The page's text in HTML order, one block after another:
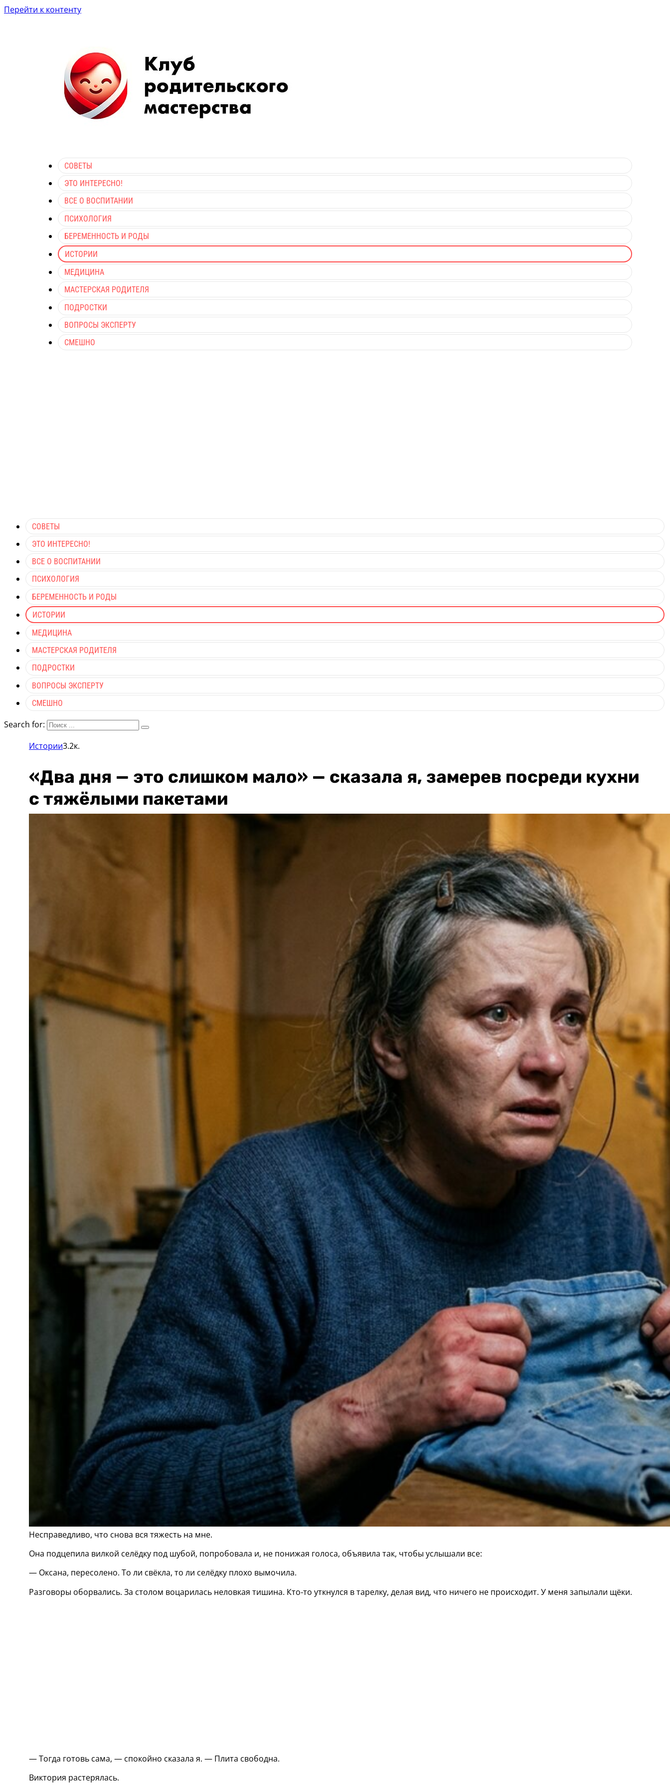
Перейти к контенту
СОВЕТЫ
ЭТО ИНТЕРЕСНО!
ВСЕ О ВОСПИТАНИИ
ПСИХОЛОГИЯ
БЕРЕМЕННОСТЬ И РОДЫ
ИСТОРИИ
МЕДИЦИНА
МАСТЕРСКАЯ РОДИТЕЛЯ
ПОДРОСТКИ
ВОПРОСЫ ЭКСПЕРТУ
СМЕШНО
СОВЕТЫ
ЭТО ИНТЕРЕСНО!
ВСЕ О ВОСПИТАНИИ
ПСИХОЛОГИЯ
БЕРЕМЕННОСТЬ И РОДЫ
ИСТОРИИ
МЕДИЦИНА
МАСТЕРСКАЯ РОДИТЕЛЯ
ПОДРОСТКИ
ВОПРОСЫ ЭКСПЕРТУ
СМЕШНО
Search for:
Истории3.2к.
«Два дня — это слишком мало» — сказала я, замерев посреди кухни
с тяжёлыми пакетами
Несправедливо, что снова вся тяжесть на мне.
Она подцепила вилкой селёдку под шубой, попробовала и, не понижая голоса, объявила так, чтобы услышали все:
— Оксана, пересолено. То ли свёкла, то ли селёдку плохо вымочила.
Разговоры оборвались. За столом воцарилась неловкая тишина. Кто‑то уткнулся в тарелку, делая вид, что ничего не происходит. У меня запылали щёки.
— Тогда готовь сама, — спокойно сказала я. — Плита свободна.
Виктория растерялась.